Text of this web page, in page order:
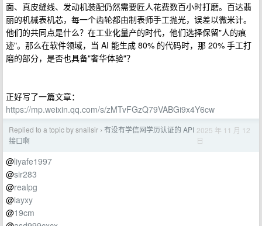
面、真皮缝线、发动机装配仍然需要匠人花费数百小时打磨。百达翡
丽的机械表机芯，每一个齿轮都由制表师手工抛光，误差以微米计。
他们的共同点是什么？在工业化量产的时代，他们选择保留"人的痕
迹"。那么在软件领域，当 AI 能生成 80% 的代码时，那 20% 手工打
磨的部分，是否也具备"奢华体验"？
正好写了一篇文章：
https://mp.weixin.qq.com/s/zMTvFGzQ79VABGi9x4Y6cw
Replied to a topic by snailsir › 有没有学信网学历认证的 API
接口啊
2025 年 11 月 12
日
@liyafe1997
@sir283
@realpg
@layxy
@19cm